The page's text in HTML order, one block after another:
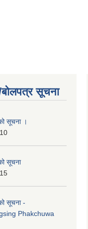
बोलपत्र सूचना
सूचना ।
सूचना
सूचना -
Phakchuwa